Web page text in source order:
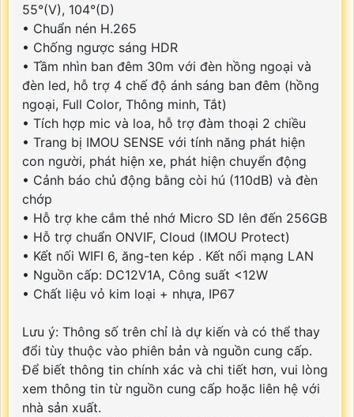
55°(V), 104°(D)
• Chuẩn nén H.265
• Chống ngược sáng HDR
• Tầm nhìn ban đêm 30m với đèn hồng ngoại và
đèn led, hỗ trợ 4 chế độ ánh sáng ban đêm (hồng
ngoại, Full Color, Thông minh, Tắt)
• Tích hợp mic và loa, hỗ trợ đàm thoại 2 chiều
• Trang bị IMOU SENSE với tính năng phát hiện
con người, phát hiện xe, phát hiện chuyển động
• Cảnh báo chủ động bằng còi hú (110dB) và đèn
chớp
• Hỗ trợ khe cắm thẻ nhớ Micro SD lên đến 256GB
• Hỗ trợ chuẩn ONVIF, Cloud (IMOU Protect)
• Kết nối WIFI 6, ăng-ten kép . Kết nối mạng LAN
• Nguồn cấp: DC12V1A, Công suất <12W
• Chất liệu vỏ kim loại + nhựa, IP67
Lưu ý: Thông số trên chỉ là dự kiến và có thể thay
đổi tùy thuộc vào phiên bản và nguồn cung cấp.
Để biết thông tin chính xác và chi tiết hơn, vui lòng
xem thông tin từ nguồn cung cấp hoặc liên hệ với
nhà sản xuất.